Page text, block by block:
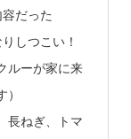
だった
しつこい！
ルーが家に来
長ねぎ、トマ